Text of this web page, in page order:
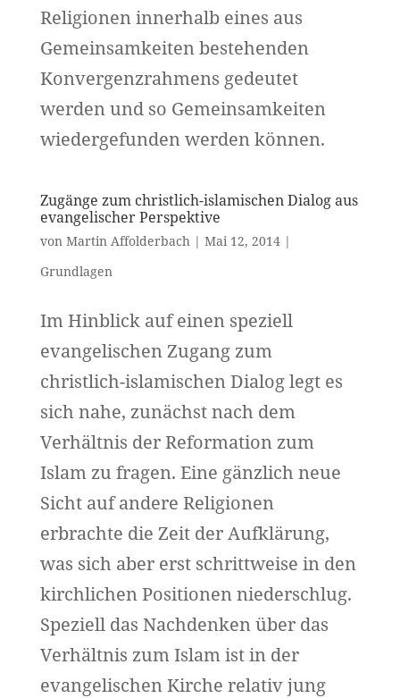
Religionen innerhalb eines aus
Gemeinsamkeiten bestehenden
Konvergenzrahmens gedeutet
werden und so Gemeinsamkeiten
wiedergefunden werden können.
Zugänge zum christlich-islamischen Dialog aus
evangelischer Perspektive
von Martin Affolderbach| Mai 12, 2014|
Grundlagen
Im Hinblick auf einen speziell
evangelischen Zugang zum
christlich-islamischen Dialog legt es
sich nahe, zunächst nach dem
Verhältnis der Reformation zum
Islam zu fragen. Eine gänzlich neue
Sicht auf andere Religionen
erbrachte die Zeit der Aufklärung,
was sich aber erst schrittweise in den
kirchlichen Positionen niederschlug.
Speziell das Nachdenken über das
Verhältnis zum Islam ist in der
evangelischen Kirche relativ jung